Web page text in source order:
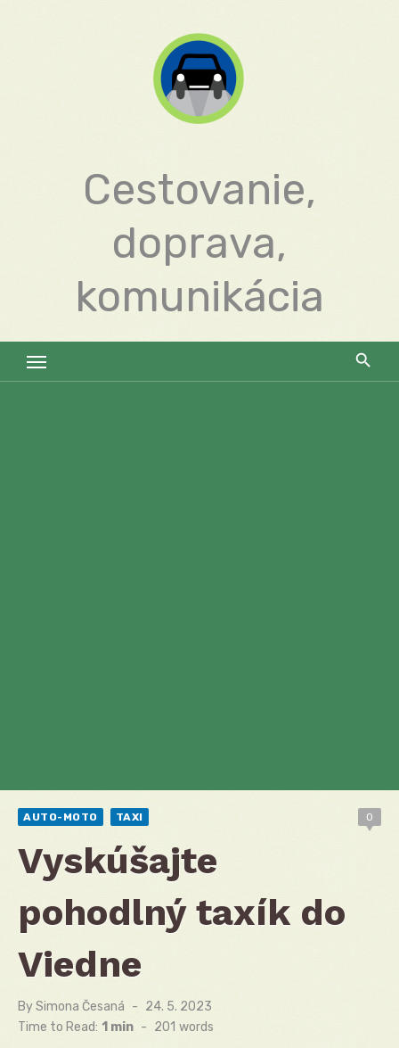
Cestovanie,
doprava,
komunikácia
AUTO-MOTO TAXI 0
Vyskúšajte
pohodlný taxík do
Viedne
BySimona Česaná
Posted
on
24. 5. 2023
Time to Read: 1 min - 201 words